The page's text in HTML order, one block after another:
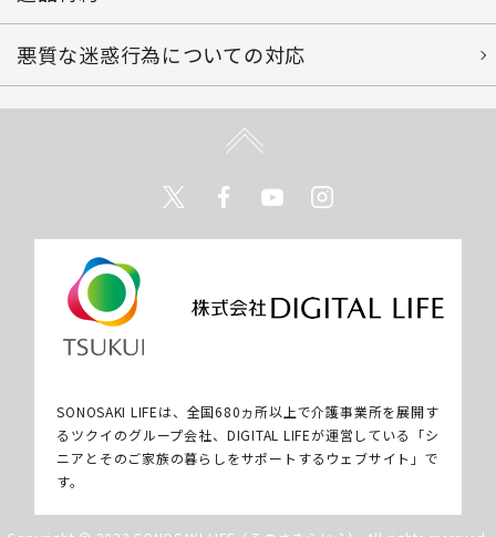
悪質な迷惑行為についての対応
TwitterFacebookYoutube
SONOSAKI LIFEは、全国680ヵ所以上で介護事業所を展開す
るツクイのグループ会社、DIGITAL LIFEが運営している「シ
ニアとそのご家族の暮らしをサポートするウェブサイト」で
す。